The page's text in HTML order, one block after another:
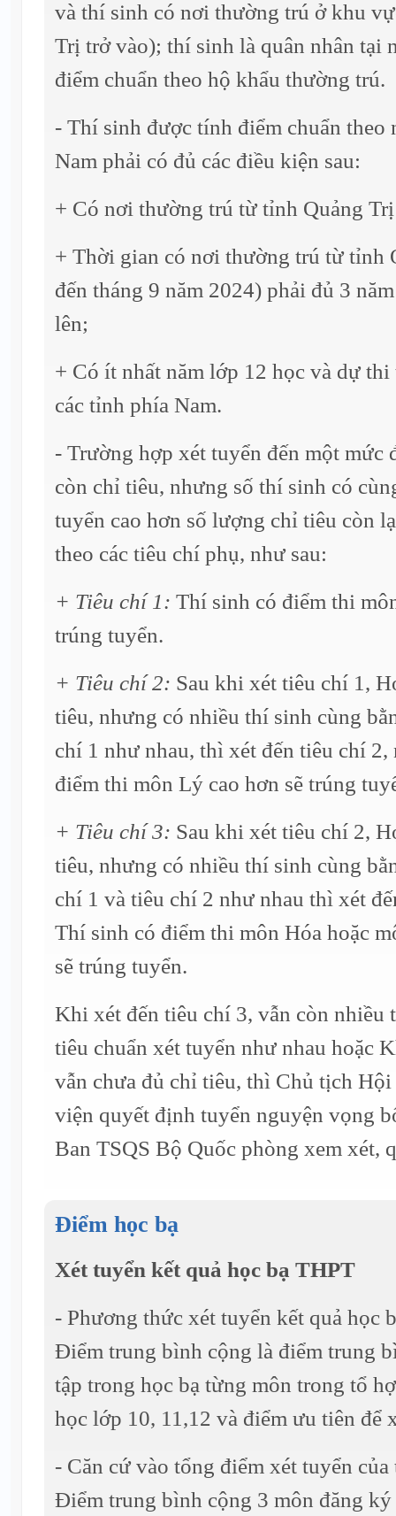
và thí sinh có nơi thường trú ở khu
Trị trở vào); thí sinh là quân nhân tại
điểm chuẩn theo hộ khẩu thường trú.
- Thí sinh được tính điểm chuẩn
Nam phải có đủ các điều kiện sau:
+ Có nơi thường trú từ tỉnh Quảng
+ Thời gian có nơi thường trú từ tỉnh
đến tháng 9 năm 2024) phải đủ 3
lên;
+ Có ít nhất năm lớp 12 học và dự
các tỉnh phía Nam.
- Trường hợp xét tuyển đến một mức
còn chỉ tiêu, nhưng số thí sinh có
tuyển cao hơn số lượng chỉ tiêu còn
theo các tiêu chí phụ, như sau:
+ Tiêu chí 1: Thí sinh có điểm thi
trúng tuyển.
+ Tiêu chí 2: Sau khi xét tiêu chí 1,
tiêu, nhưng có nhiều thí sinh cùng
chí 1 như nhau, thì xét đến tiêu chí
điểm thi môn Lý cao hơn sẽ trúng
+ Tiêu chí 3: Sau khi xét tiêu chí 2,
tiêu, nhưng có nhiều thí sinh cùng
chí 1 và tiêu chí 2 như nhau thì xét
Thí sinh có điểm thi môn Hóa hoặc
sẽ trúng tuyển.
Khi xét đến tiêu chí 3, vẫn còn nhiều
tiêu chuẩn xét tuyển như nhau hoặc
vẫn chưa đủ chỉ tiêu, thì Chủ tịch
viện quyết định tuyển nguyện vọng
Ban TSQS Bộ Quốc phòng xem xét,
Điểm học bạ
Xét tuyển kết quả học bạ THPT
- Phương thức xét tuyển kết quả học
Điểm trung bình cộng là điểm trung
tập trong học bạ từng môn trong tổ
học lớp 10, 11,12 và điểm ưu tiên để
- Căn cứ vào tổng điểm xét tuyển
Điểm trung bình cộng 3 môn đăng